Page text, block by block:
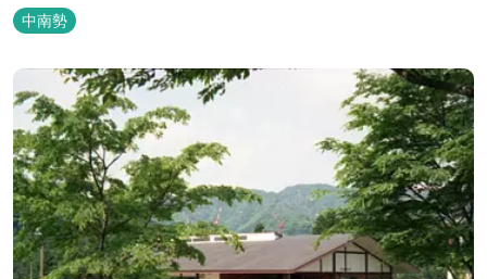
が広がります。ペット同伴も可能で、愛犬と一緒に自然を満喫でき
るのも魅力です。 【営業時間】 チェックイン 15：00（早めのチ
ェックインご希望は予約時に要相談） チェックアウト 9：00
【定...
中南勢